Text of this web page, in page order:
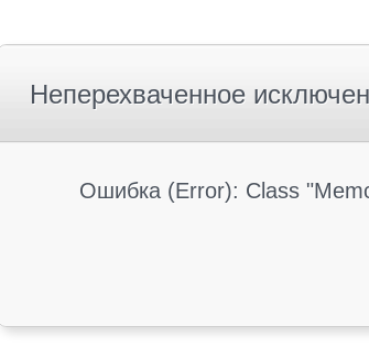
Неперехваченное
Ошибка (Error): Class